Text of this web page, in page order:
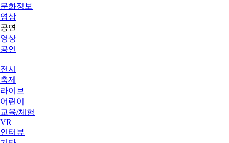
문화정보
영상
공연
영상
공연
전시
축제
라이브
어린이
교육/체험
VR
인터뷰